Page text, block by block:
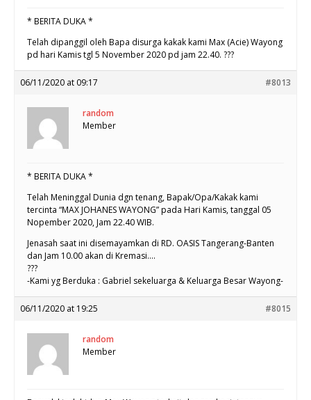
* BERITA DUKA *
Telah dipanggil oleh Bapa disurga kakak kami Max (Acie) Wayong
pd hari Kamis tgl 5 November 2020 pd jam 22.40. ???
06/11/2020 at 09:17 #8013
random
Member
* BERITA DUKA *
Telah Meninggal Dunia dgn tenang, Bapak/Opa/Kakak kami
tercinta “MAX JOHANES WAYONG” pada Hari Kamis, tanggal 05
Nopember 2020, Jam 22.40 WIB.
Jenasah saat ini disemayamkan di RD. OASIS Tangerang-Banten
dan Jam 10.00 akan di Kremasi….
???
-Kami yg Berduka : Gabriel sekeluarga & Keluarga Besar Wayong-
06/11/2020 at 19:25 #8015
random
Member